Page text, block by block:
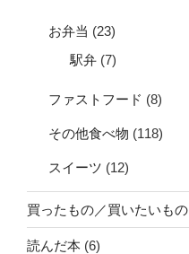
お弁当 (23)
駅弁 (7)
ファストフード (8)
その他食べ物 (118)
スイーツ (12)
買ったもの／買いたいもの
読んだ本 (6)